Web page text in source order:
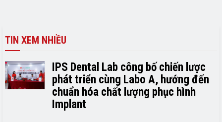
TIN XEM NHIỀU
IPS Dental Lab công bố chiến lược
phát triển cùng Labo A, hướng đến
chuẩn hóa chất lượng phục hình
Implant